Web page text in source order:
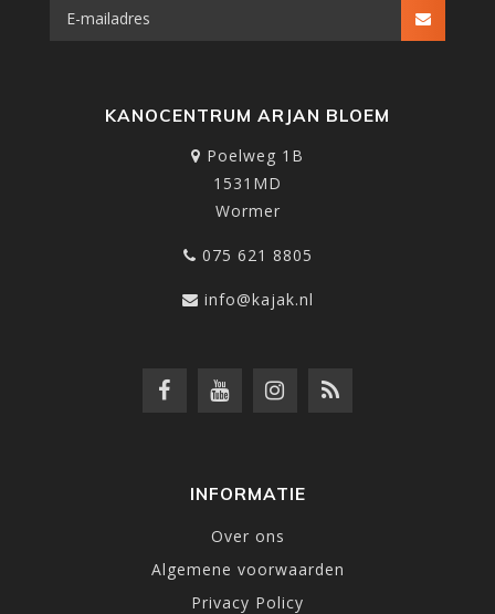
KANOCENTRUM ARJAN BLOEM
Poelweg 1B
1531MD
Wormer
075 621 8805
info@kajak.nl
INFORMATIE
Over ons
Algemene voorwaarden
Privacy Policy